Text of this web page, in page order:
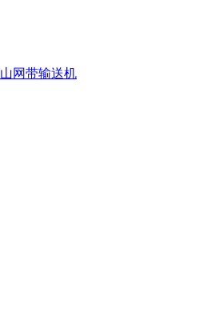
网带输送机